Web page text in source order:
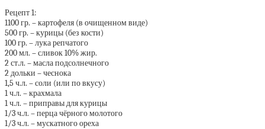
Рецепт 1:
1100 гр. – картофеля (в очищенном виде)
500 гр. – курицы (без кости)
100 гр. – лука репчатого
200 мл. – сливок 10% жир.
2 ст.л. – масла подсолнечного
2 дольки – чеснока
1,5 ч.л. – соли (или по вкусу)
1 ч.л. – крахмала
1 ч.л. – приправы для курицы
1/3 ч.л. – перца чёрного молотого
1/3 ч.л. – мускатного ореха